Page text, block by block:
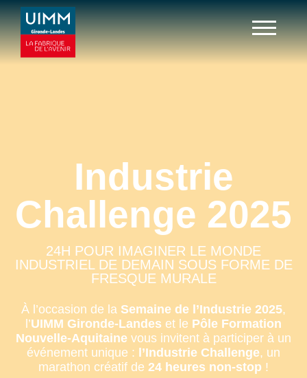
Industrie
Challenge 2025
24H POUR IMAGINER LE MONDE
INDUSTRIEL DE DEMAIN SOUS FORME DE
FRESQUE MURALE
À l’occasion de la Semaine de l’Industrie 2025,
l’UIMM Gironde-Landes et le Pôle Formation
Nouvelle-Aquitaine vous invitent à participer à un
événement unique : l’Industrie Challenge, un
marathon créatif de 24 heures non-stop !